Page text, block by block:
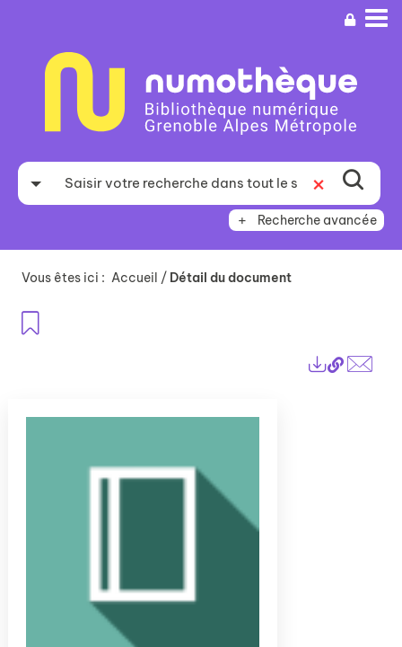
recherche
Recherche avancée
Vous êtes ici : Accueil / Détail du document
Lien